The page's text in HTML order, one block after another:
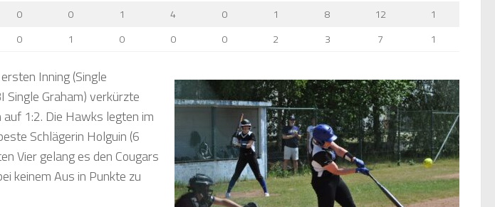
0 0 1 4 0 1 8 12
1
0 1 0 0 0 2 3 7 1
Inning (Single
Single Graham) verkürzte
1:2. Die Hawks legten im
Schlägerin Holguin (6
Vier gelang es den Cougars
keinem Aus in Punkte zu